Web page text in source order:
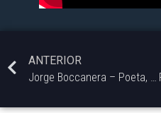
ANTERIOR